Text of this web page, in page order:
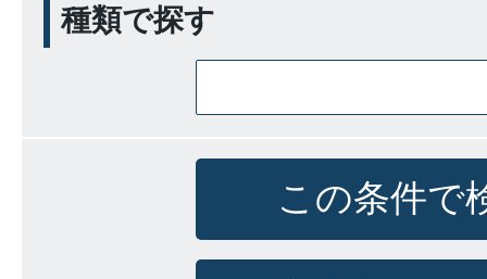
種類で探す